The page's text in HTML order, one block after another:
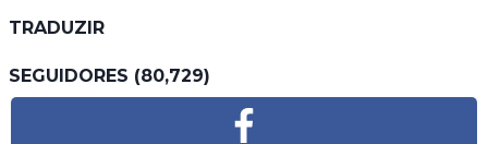
TRADUZIR
SEGUIDORES (80,729)